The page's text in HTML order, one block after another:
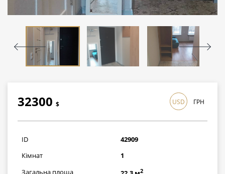
32300 $
936700грн
USD ГРН
ID
42909
Кімнат
1
Загальна площа
2